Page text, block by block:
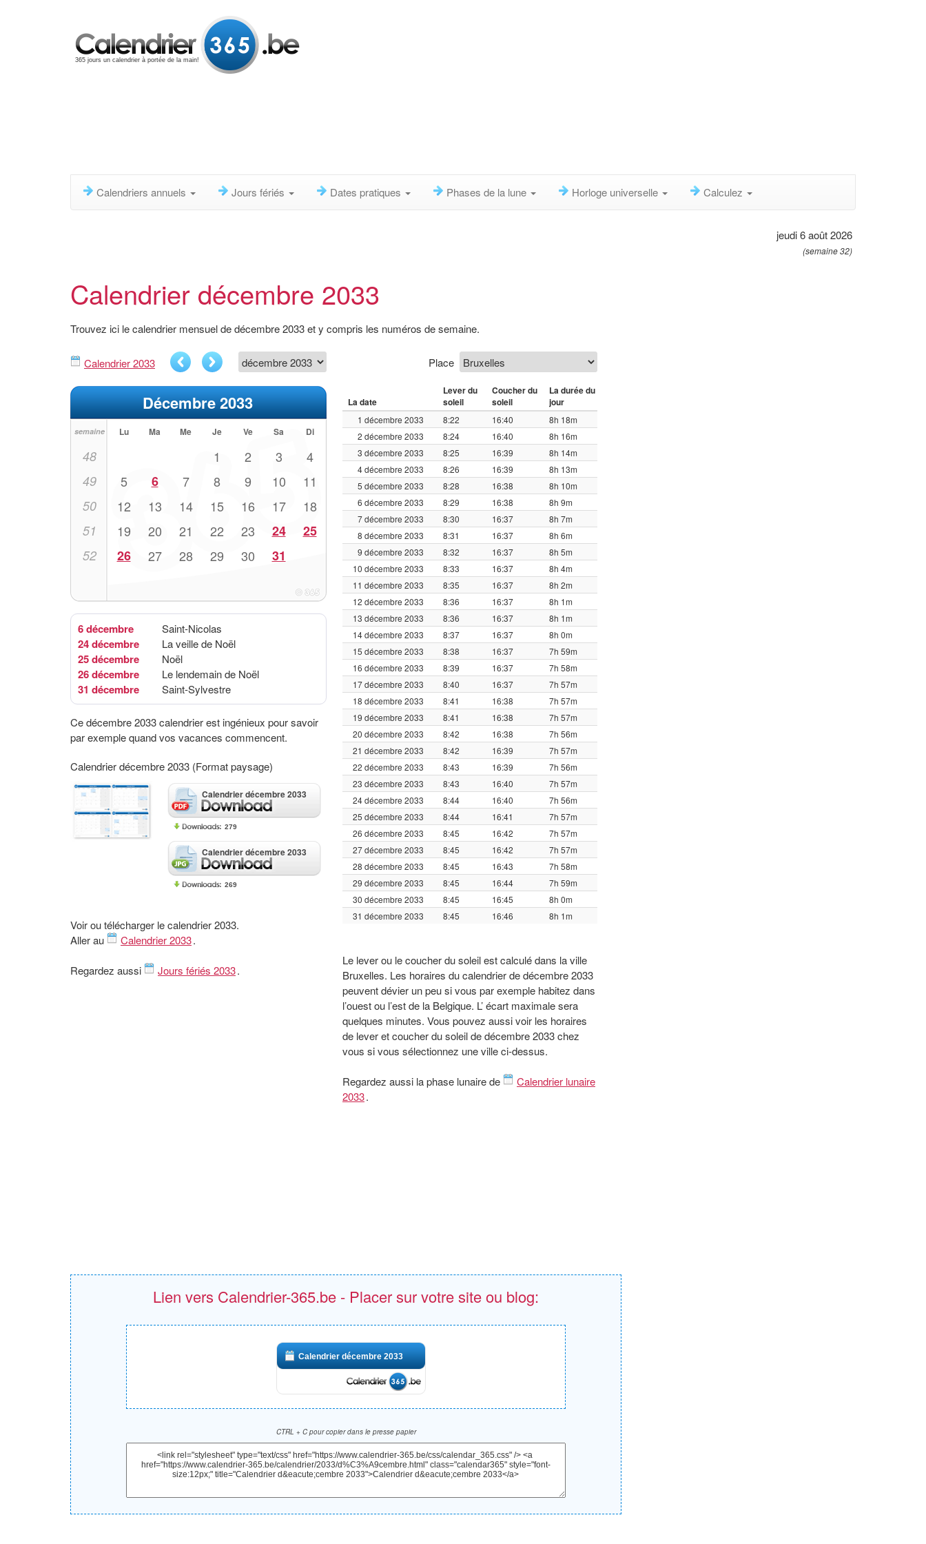
365 jours un calendrier à portée de la main!
Calendriers annuels Jours fériés Dates pratiques Phases de la lune Horloge universelle Calculez
jeudi 6 août 2026
(semaine 32)
Calendrier décembre 2033
Trouvez ici le calendrier mensuel de décembre 2033 et y compris les numéros de semaine.
Calendrier 2033
Décembre 2033
semaine Lu Ma Me Je Ve Sa Di
48 1 2 3 4
49 5 6 7 8 9 10 11
50 12 13 14 15 16 17 18
51 19 20 21 22 23 24 25
52 26 27 28 29 30 31
6 décembre Saint-Nicolas
24 décembre La veille de Noël
25 décembre Noël
26 décembre Le lendemain de Noël
31 décembre Saint-Sylvestre
Ce décembre 2033 calendrier est ingénieux pour savoir
par exemple quand vos vacances commencent.
Calendrier décembre 2033 (Format paysage)
Calendrier décembre 2033
279
Calendrier décembre 2033
269
Voir ou télécharger le calendrier 2033.
Aller au
Calendrier 2033.
Regardez aussi Jours fériés 2033.
Place
La date
Lever du
soleil
Coucher du
soleil
La durée du
jour
1 décembre 2033 8:22 16:40
8h 18m
2 décembre 2033
8:24 16:40
8h 16m
3 décembre 2033
8:25 16:39
8h 14m
4 décembre 2033
8:26 16:39
8h 13m
5 décembre 2033
8:28 16:38
8h 10m
6 décembre 2033
8:29 16:38
8h 9m
7 décembre 2033
8:30 16:37
8h 7m
8 décembre 2033
8:31 16:37
8h 6m
9 décembre 2033
8:32 16:37
8h 5m
10 décembre 2033
8:33 16:37
8h 4m
11 décembre 2033
8:35 16:37
8h 2m
12 décembre 2033
8:36 16:37
8h 1m
13 décembre 2033
8:36 16:37
8h 1m
14 décembre 2033
8:37 16:37
8h 0m
15 décembre 2033
8:38 16:37
7h 59m
16 décembre 2033
8:39 16:37
7h 58m
17 décembre 2033
8:40 16:37
7h 57m
18 décembre 2033
8:41 16:38
7h 57m
19 décembre 2033
8:41 16:38
7h 57m
20 décembre 2033
8:42 16:38
7h 56m
21 décembre 2033
8:42 16:39
7h 57m
22 décembre 2033
8:43 16:39
7h 56m
23 décembre 2033
8:43 16:40
7h 57m
24 décembre 2033
8:44 16:40
7h 56m
25 décembre 2033
8:44 16:41
7h 57m
26 décembre 2033
8:45 16:42
7h 57m
27 décembre 2033
8:45 16:42
7h 57m
28 décembre 2033
8:45 16:43
7h 58m
29 décembre 2033
8:45 16:44
7h 59m
30 décembre 2033
8:45 16:45
8h 0m
31 décembre 2033
8:45 16:46 8h 1m
Le lever ou le coucher du soleil est calculé dans la ville
Bruxelles. Les horaires du calendrier de décembre 2033
peuvent dévier un peu si vous par exemple habitez dans
l’ouest ou l’est de la Belgique. L’ écart maximale sera
quelques minutes. Vous pouvez aussi voir les horaires
de lever et coucher du soleil de décembre 2033 chez
vous si vous sélectionnez une ville ci-dessus.
Regardez aussi la phase lunaire de
Calendrier lunaire
2033.
Lien vers Calendrier-365.be - Placer sur votre site ou blog:
Calendrier décembre 2033
CTRL + C pour copier dans le presse papier